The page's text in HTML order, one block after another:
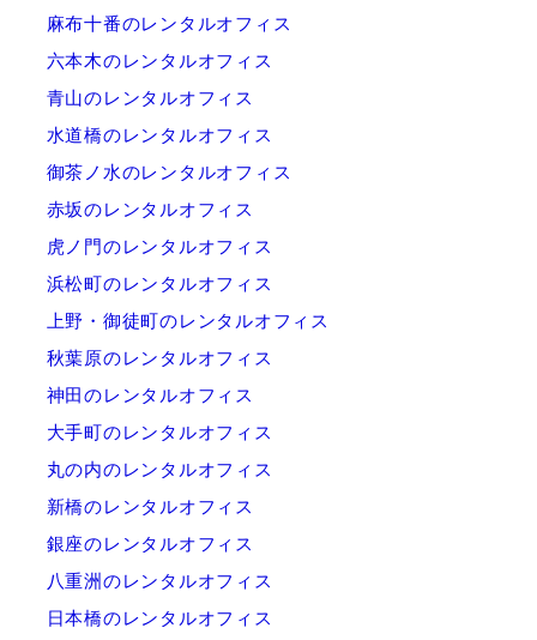
麻布十番のレンタルオフィス
六本木のレンタルオフィス
青山のレンタルオフィス
水道橋のレンタルオフィス
御茶ノ水のレンタルオフィス
赤坂のレンタルオフィス
虎ノ門のレンタルオフィス
浜松町のレンタルオフィス
上野・御徒町のレンタルオフィス
秋葉原のレンタルオフィス
神田のレンタルオフィス
大手町のレンタルオフィス
丸の内のレンタルオフィス
新橋のレンタルオフィス
銀座のレンタルオフィス
八重洲のレンタルオフィス
日本橋のレンタルオフィス